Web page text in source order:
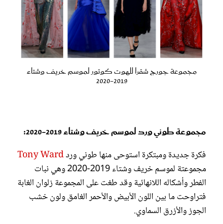
مجموعة جورج شقرا للهوت كوتور لموسم خريف وشتاء
2019-2020
مجموعة طوني ورد لموسم خريف وشتاء 2019-2020:
فكرة جديدة ومبتكرة استوحى منها طوني وردTony Ward
مجموعتة لموسم خريف وشتاء 2019-2020 وهي نبات
الفطر وأشكاله اللانهائية وقد طغت على المجموعة زلوان الغابة
فتراوحت ما بين اللون الأبيض والأحمر الغامق ولون خشب
الجوز والأزرق السماوي.